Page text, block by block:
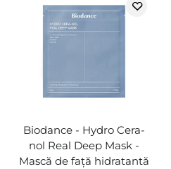
Biodance - Hydro Cera-
nol Real Deep Mask -
Mască de față hidratantă